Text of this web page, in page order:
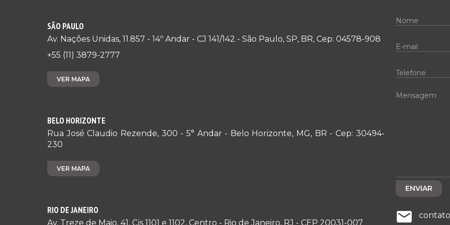
SÃO PAULO
Av. Nações Unidas, 11.857 - 14º Andar - CJ 141/142 - São Paulo, SP, BR, Cep: 04578-908
+55 (11) 3879-2777
VER MAPA
BELO HORIZONTE
Rua José Claudio Rezende, 300 - 5° Andar - Belo Horizonte, MG, BR - Cep: 30494-
230
VER MAPA
RIO DE JANEIRO
Av. Treze de Maio, 41, Cjs 1101 e 1102, Centro - Rio de Janeiro, RJ - CEP 20031-007